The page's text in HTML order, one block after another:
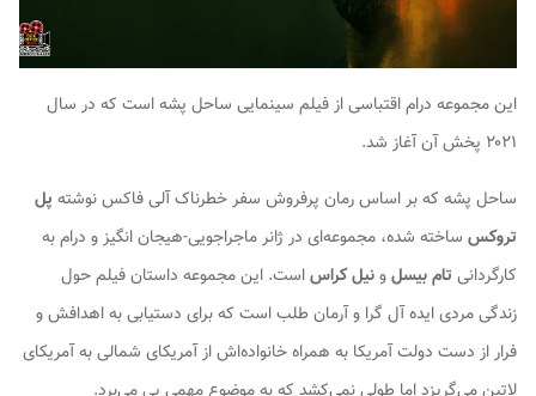
این مجموعه درام اقتباسی از فیلم سینمایی ساحل پشهاست که در سال
۲۰۲۱ پخش آن آغاز شد.
ساحل پشه که بر اساس رمان پرفروش سفر خطرناک آلی فاکسنوشته پل
تروکس ساخته شده، مجموعه‌ای در ژانر ماجراجویی-هیجان انگیز و درام به
کارگردانی تام بیسلونیل کراساست. این مجموعه داستان فیلم حول
زندگی مردی ایده آل گرا و آرمان طلب است که برای دستیابی به اهدافش و
فرار از دست دولت آمریکا به همراه خانواده‌اش از آمریکای شمالی به آمریکای
لاتین می‌گریزد اما طولی نمی‌کشد که به موضوع مهمی پی می‌برد.